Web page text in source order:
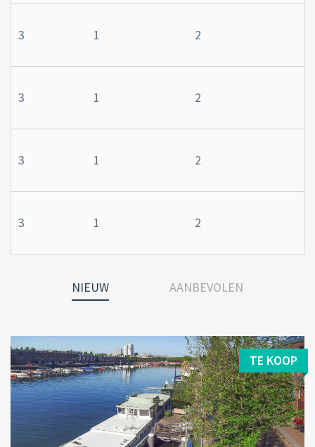
3 1 2
3 1 2
3 1 2
3 1 2
NIEUW AANBEVOLEN
TE KOOP